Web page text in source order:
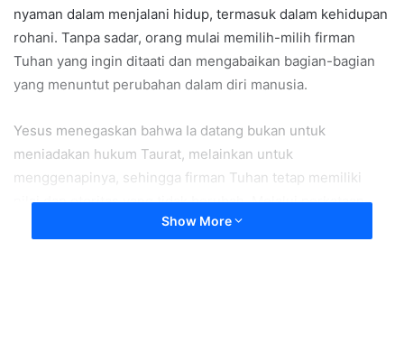
nyaman dalam menjalani hidup, termasuk dalam kehidupan
rohani. Tanpa sadar, orang mulai memilih-milih firman
Tuhan yang ingin ditaati dan mengabaikan bagian-bagian
yang menuntut perubahan dalam diri manusia.
Yesus menegaskan bahwa Ia datang bukan untuk
meniadakan hukum Taurat, melainkan untuk
menggenapinya, sehingga firman Tuhan tetap memiliki
nilai dan otoritas yang tidak berubah. Melalui perkataan-
Nya, Yesus mengingatkan bahwa hidup yang berkenan
Show More